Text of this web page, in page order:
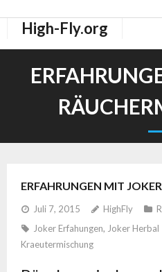
High-Fly.org
High-Fly Legal Highs Szeneblog
ERFAHRUNGEN MIT
Juli 7, 2015 HighFly
Joker Erfahungen, Joker Herbal
Kraeutermischung